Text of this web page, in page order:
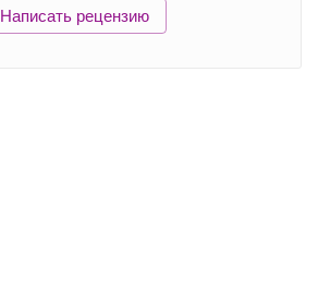
Написать рецензию